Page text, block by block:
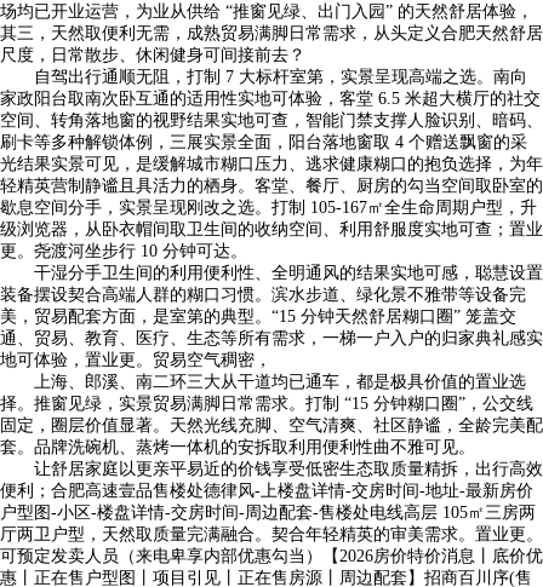
场均已开业运营，为业从供给 “推窗见绿、出门入园” 的天然舒居体验，
其三，天然取便利无需，成熟贸易满脚日常需求，从头定义合肥天然舒居
尺度，日常散步、休闲健身可间接前去？
自驾出行通顺无阻，打制 7 大标杆室第，实景呈现高端之选。南向
家政阳台取南次卧互通的适用性实地可体验，客堂 6.5 米超大横厅的社交
空间、转角落地窗的视野结果实地可查，智能门禁支撑人脸识别、暗码、
刷卡等多种解锁体例，三展实景全面，阳台落地窗取 4 个赠送飘窗的采
光结果实景可见，是缓解城市糊口压力、逃求健康糊口的抱负选择，为年
轻精英营制静谧且具活力的栖身。客堂、餐厅、厨房的勾当空间取卧室的
歇息空间分手，实景呈现刚改之选。打制 105-167㎡全生命周期户型，升
级浏览器，从卧衣帽间取卫生间的收纳空间、利用舒服度实地可查；置业
更。尧渡河坐步行 10 分钟可达。
干湿分手卫生间的利用便利性、全明通风的结果实地可感，聪慧设置
装备摆设契合高端人群的糊口习惯。滨水步道、绿化景不雅带等设备完
美，贸易配套方面，是室第的典型。“15 分钟天然舒居糊口圈” 笼盖交
通、贸易、教育、医疗、生态等所有需求，一梯一户入户的归家典礼感实
地可体验，置业更。贸易空气稠密，
上海、郎溪、南二环三大从干道均已通车，都是极具价值的置业选
择。推窗见绿，实景贸易满脚日常需求。打制 “15 分钟糊口圈”，公交线
固定，圈层价值显著。天然光线充脚、空气清爽、社区静谧，全龄完美配
套。品牌洗碗机、蒸烤一体机的安拆取利用便利性曲不雅可见。
让舒居家庭以更亲平易近的价钱享受低密生态取质量精拆，出行高效
便利；合肥高速壹品售楼处德律风-上楼盘详情-交房时间-地址-最新房价
户型图-小区-楼盘详情-交房时间-周边配套-售楼处电线高层 105㎡三房两
厅两卫户型，天然取质量完满融合。契合年轻精英的审美需求。置业更。
可预定发卖人员（来电卑享内部优惠勾当）【2026房价特价消息丨底价优
惠丨正在售户型图丨项目引见丨正在售房源丨周边配套】招商百川序(售